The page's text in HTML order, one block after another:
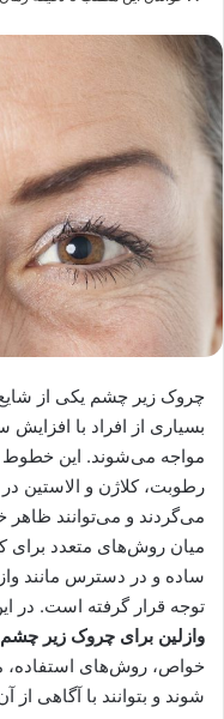
چروک زیر چشم یکی از
بسیاری از افراد با
مواجه می‌شوند. این خطوط
رطوبت، کلاژن و الاستین
می‌گردند و می‌توانند
میان روش‌های متعدد برای
ساده و در دسترس مانند
توجه قرار گرفته است. در
وازلین برای چروک زیر چشم
خواص، روش‌های استفاده،
شوند و بتوانند با آگاهی از